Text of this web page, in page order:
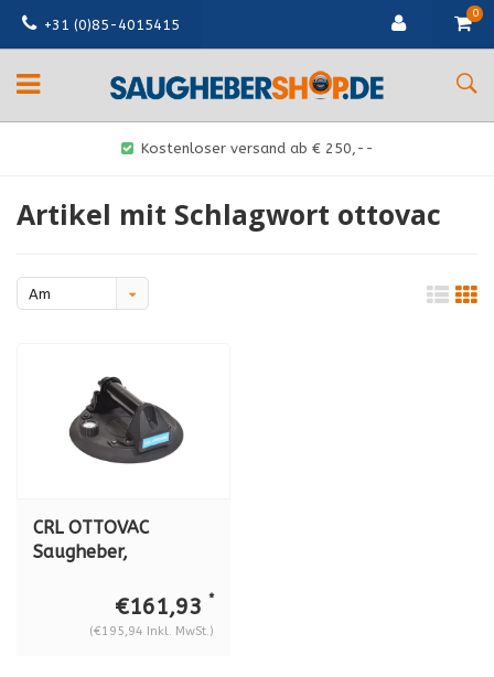
+31 (0)85-4015415
0
Kostenloser versand ab € 250,--
Artikel mit Schlagwort ottovac
Am
CRL OTTOVAC
Saugheber,
100 kg, (ø 200 mm)
€161,93 *
(€195,94 Inkl. MwSt.)